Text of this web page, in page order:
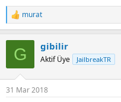
R
e
s
murat
G gibilir
Aktif Üye JailbreakTR
31 Mar 2018